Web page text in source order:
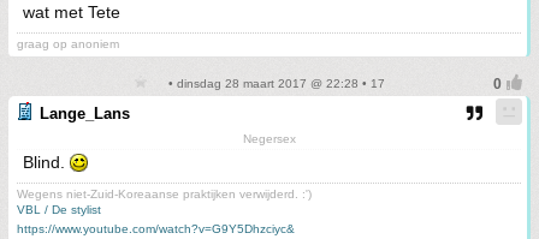
wat met Tete
graag op anoniem
• dinsdag 28 maart 2017 @ 22:28 • 17
Lange_Lans
Negersex
Blind.
Wegens niet-Zuid-Koreaanse praktijken verwijderd. :')
VBL / De stylist
https://www.youtube.com/watch?v=G9Y5Dhzciyc&